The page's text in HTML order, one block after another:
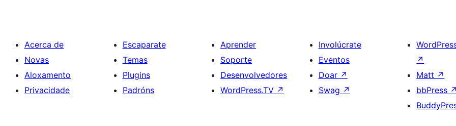
Acerca de
Novas
Aloxamento
Privacidade
Escaparate
Temas
Plugins
Padróns
Aprender
Soporte
Desenvolvedores
WordPress.TV ↗
Involúcrate
Eventos
Doar ↗
Swag ↗
↗
Matt ↗
bbPress ↗